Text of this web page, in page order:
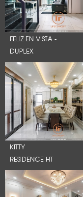
FELIZ EN VISTA -
DUPLEX
KITTY
RESIDENCE HT